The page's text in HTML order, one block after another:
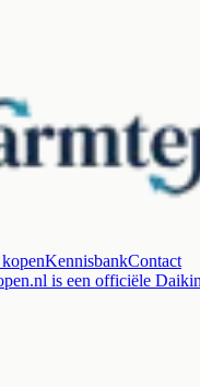
KennisbankContact
is een officiële